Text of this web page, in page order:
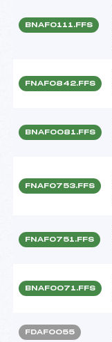
BNAF0111.FFS
FNAF0842.FFS
BNAF0081.FFS
FNAF0753.FFS
FNAF0751.FFS
BNAF0071.FFS
FDAF0055